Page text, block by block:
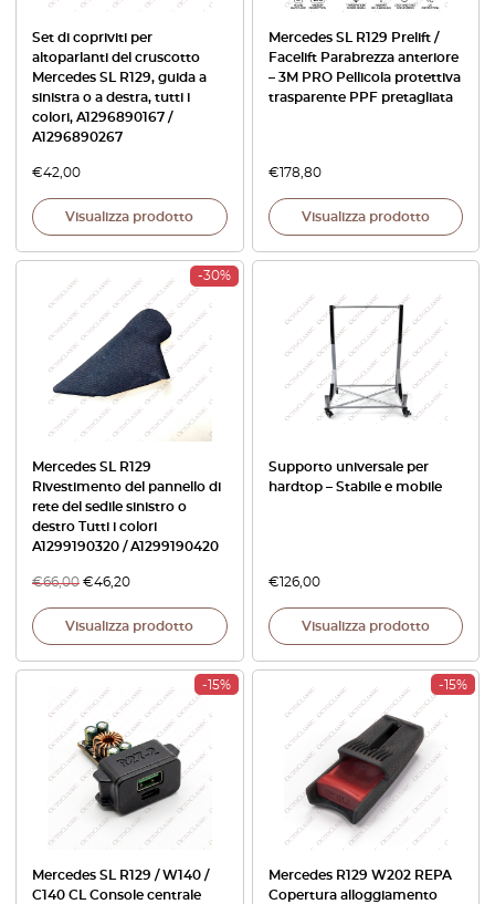
Set di copriviti per
altoparlanti del cruscotto
Mercedes SL R129, guida a
sinistra o a destra, tutti i
colori, A1296890167 /
A1296890267
€42,00
Visualizza prodotto
Mercedes SL R129 Prelift /
Facelift Parabrezza anteriore
– 3M PRO Pellicola protettiva
trasparente PPF pretagliata
€178,80
Visualizza prodotto
-30%
Mercedes SL R129
Rivestimento del pannello di
rete del sedile sinistro o
destro Tutti i colori
A1299190320 / A1299190420
€66,00 €46,20
Visualizza prodotto
Supporto universale per
hardtop – Stabile e mobile
€126,00
Visualizza prodotto
-15%
Mercedes SL R129 / W140 /
C140 CL Console centrale
-15%
Mercedes R129 W202 REPA
Copertura alloggiamento